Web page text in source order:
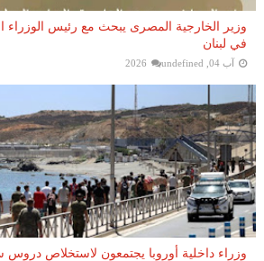
وزير الخارجية المصرى يبحث مع رئيس الوزراء
في لبنان
آب 04, 2026 undefined
وزراء داخلية أوروبا يجتمعون لاستخلاص دروس